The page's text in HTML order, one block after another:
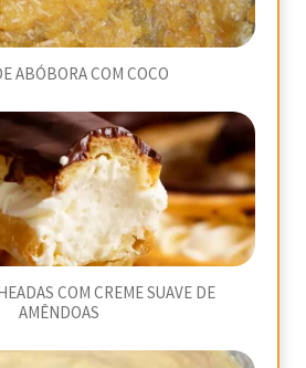
ABÓBORA COM COCO
COM CREME SUAVE DE
AMÊNDOAS